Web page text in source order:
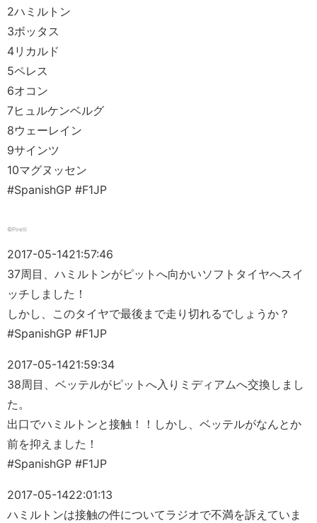
2ハミルトン
3ボッタス
4リカルド
5ペレス
6オコン
7ヒュルケンベルグ
8ウェーレイン
9サインツ
10マグヌッセン
#SpanishGP #F1JP
©Pirelli
2017-05-1421:57:46
37周目、ハミルトンがピットへ向かいソフトタイヤへスイ
ッチしました！
しかし、このタイヤで最後まで走り切れるでしょうか？
#SpanishGP #F1JP
2017-05-1421:59:34
38周目、ベッテルがピットへ入りミディアムへ交換しまし
た。
出口でハミルトンと接触！！しかし、ベッテルがなんとか
前を抑えました！
#SpanishGP #F1JP
2017-05-1422:01:13
ハミルトンは接触の件についてラジオで不満を訴えていま